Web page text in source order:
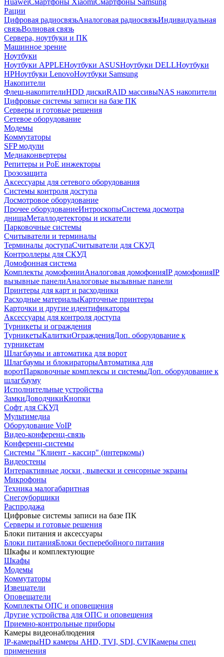
HuaweiСмартфоны XiaomiСмартфоны Samsung
Рации
Цифровая радиосвязьАналоговая радиосвязьИндивидуальная
связьВолновая связь
Сервера, ноутбуки и ПК
Машинное зрение
Ноутбуки
Ноутбуки APPLEНоутбуки ASUSНоутбуки DELLНоутбуки
HPНоутбуки LenovoНоутбуки Samsung
Накопители
Флеш-накопителиHDD дискиRAID массивыNAS накопители
Цифровые системы записи на базе ПК
Серверы и готовые решения
Сетевое оборудование
Модемы
Коммутаторы
SFP модули
Медиаконвертеры
Репитеры и PoE инжекторы
Грозозащита
Аксессуары для сетевого оборудования
Системы контроля доступа
Досмотровое оборудование
Прочее оборудованиеИнтроскопыСистема досмотра
днищаМеталлодетекторы и искатели
Парковочные системы
Считыватели и терминалы
Терминалы доступаСчитыватели для СКУД
Контроллеры для СКУД
Домофонная система
Комплекты домофонииАналоговая домофонияIP домофонияIP
вызывные панелиАналоговые вызывные панели
Принтеры для карт и расходники
Расходные материалыКарточные принтеры
Карточки и другие идентификаторы
Аксессуары для контроля доступа
Турникеты и ограждения
ТурникетыКалиткиОгражденияДоп. оборудование к
турникетам
Шлагбаумы и автоматика для ворот
Шлагбаумы и блокираторыАвтоматика для
воротПарковочные комплексы и системыДоп. оборудование к
шлагбауму
Исполнительные устройства
ЗамкиДоводчикиКнопки
Софт для СКУД
Мультимедиа
Оборудование VoIP
Видео-конференц-связь
Конференц-системы
Системы "Клиент - кассир" (интеркомы)
Видеостены
Интерактивные доски , вывески и сенсорные экраны
Микрофоны
Техника малогабаритная
Снегоуборщики
Распродажа
Цифровые системы записи на базе ПК
Серверы и готовые решения
Блоки питания и аксессуары
Блоки питанияБлоки бесперебойного питания
Шкафы и комплектующие
Шкафы
Модемы
Коммутаторы
Извещатели
Оповещатели
Комплекты ОПС и оповещения
Другие устройства для ОПС и оповещения
Приемно-контрольные приборы
Камеры видеонаблюдения
IP-камерыHD камеры AHD, TVI, SDI, CVIКамеры спец
применения